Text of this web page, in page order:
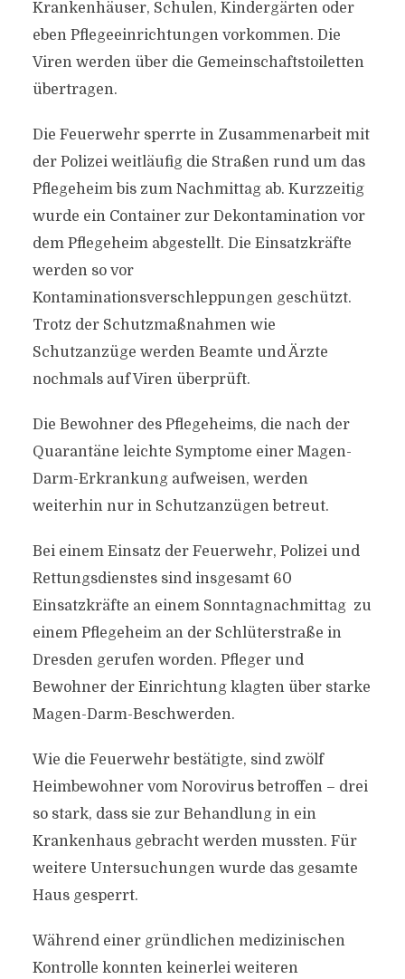
Krankenhäuser, Schulen, Kindergärten oder
eben Pflegeeinrichtungen vorkommen. Die
Viren werden über die Gemeinschaftstoiletten
übertragen.
Die Feuerwehr sperrte in Zusammenarbeit mit
der Polizei weitläufig die Straßen rund um das
Pflegeheim bis zum Nachmittag ab. Kurzzeitig
wurde ein Container zur Dekontamination vor
dem Pflegeheim abgestellt. Die Einsatzkräfte
werden so vor
Kontaminationsverschleppungen geschützt.
Trotz der Schutzmaßnahmen wie
Schutzanzüge werden Beamte und Ärzte
nochmals auf Viren überprüft.
Die Bewohner des Pflegeheims, die nach der
Quarantäne leichte Symptome einer Magen-
Darm-Erkrankung aufweisen, werden
weiterhin nur in Schutzanzügen betreut.
Bei einem Einsatz der Feuerwehr, Polizei und
Rettungsdienstes sind insgesamt 60
Einsatzkräfte an einem Sonntagnachmittag zu
einem Pflegeheim an der Schlüterstraße in
Dresden gerufen worden. Pfleger und
Bewohner der Einrichtung klagten über starke
Magen-Darm-Beschwerden.
Wie die Feuerwehr bestätigte, sind zwölf
Heimbewohner vom Norovirus betroffen – drei
so stark, dass sie zur Behandlung in ein
Krankenhaus gebracht werden mussten. Für
weitere Untersuchungen wurde das gesamte
Haus gesperrt.
Während einer gründlichen medizinischen
Kontrolle konnten keinerlei weiteren